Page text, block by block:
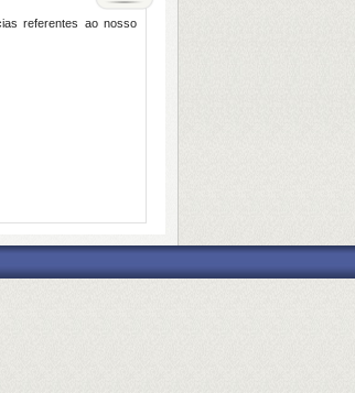
referentes ao nosso